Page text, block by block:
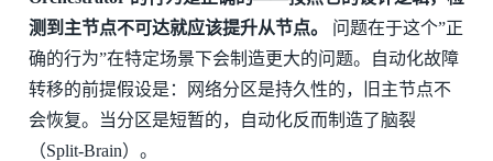
测到主节点不可达就应该提升从节点。
问题在于这个”正
确的行为”在特定场景下会制造更大的问题。自动化故障
转移的前提假设是：网络分区是持久性的，旧主节点不
会恢复。当分区是短暂的，自动化反而制造了脑裂
（Split-Brain）。